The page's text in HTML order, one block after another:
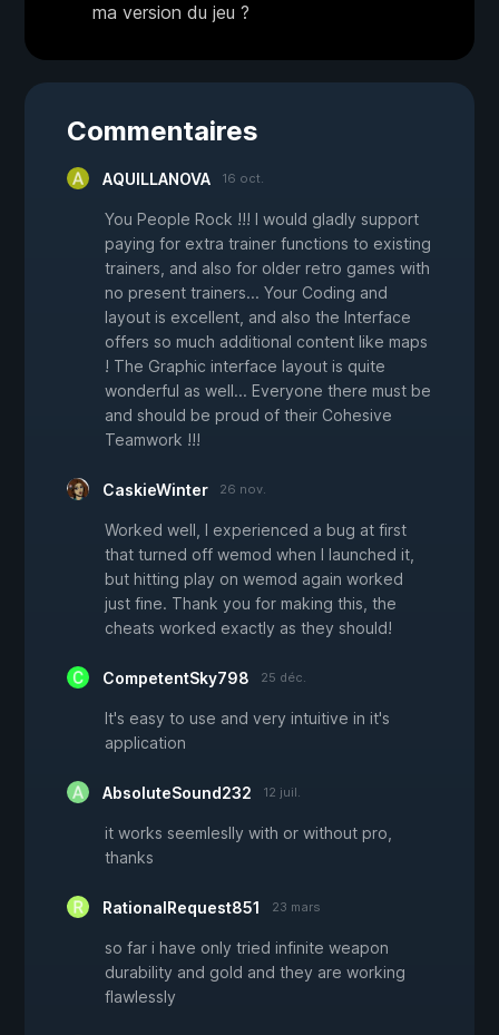
ma version du jeu ?
Commentaires
AQUILLANOVA 16 oct.
You People Rock !!! I would gladly support
paying for extra trainer functions to existing
trainers, and also for older retro games with
no present trainers... Your Coding and
layout is excellent, and also the Interface
offers so much additional content like maps
! The Graphic interface layout is quite
wonderful as well... Everyone there must be
and should be proud of their Cohesive
Teamwork !!!
CaskieWinter 26 nov.
Worked well, I experienced a bug at first
that turned off wemod when I launched it,
but hitting play on wemod again worked
just fine. Thank you for making this, the
cheats worked exactly as they should!
CompetentSky798 25 déc.
It's easy to use and very intuitive in it's
application
AbsoluteSound232 12 juil.
it works seemleslly with or without pro,
thanks
RationalRequest851 23 mars
so far i have only tried infinite weapon
durability and gold and they are working
flawlessly